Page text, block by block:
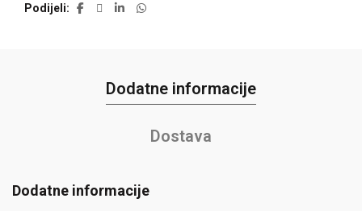
Podijeli
Dodatne informacije
Dostava
Dodatne informacije